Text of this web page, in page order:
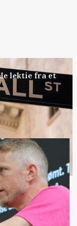
lektie fra et